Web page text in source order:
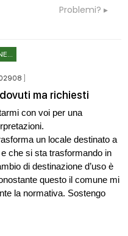
Problemi?
]
ma richiesti
con voi per una
un locale destinato a
e che si sta trasformando in
di destinazione d’uso è
questo il comune mi
la normativa. Sostengo